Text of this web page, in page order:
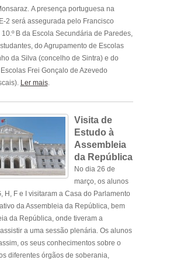
A presença portuguesa na
2 será assegurada pelo Francisco
B da Escola Secundária de Paredes,
do Agrupamento de Escolas
da Silva (concelho de Sintra) e do
Frei Gonçalo de Azevedo
Ler mais.
Visita de
Estudo à
Assembleia
da República
No dia 26 de
março, os alunos
H, F e I visitaram a Casa do Parlamento
da Assembleia da República, bem
da República, onde tiveram a
a uma sessão plenária. Os alunos
os seus conhecimentos sobre o
diferentes órgãos de soberania,